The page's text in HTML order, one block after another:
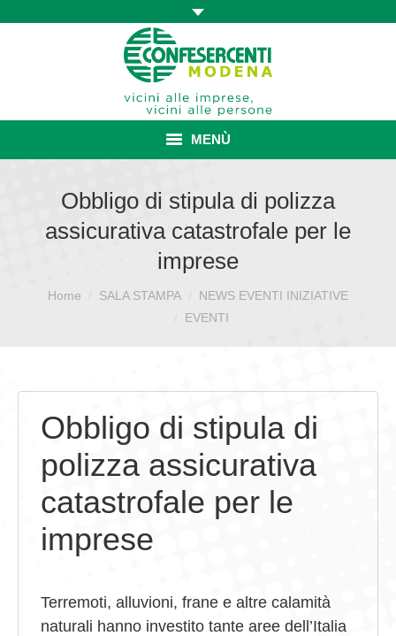
MENÙ
ASSOCIAZIONE
ISCRIZIONE E VANTAGGI
CATEGORIE SINDACALI
GIOVEDÌ GASTRONOMICI
COMUNICATI E NEWS
CONTATTI
Obbligo di stipula di polizza
assicurativa catastrofale per le
imprese
Sei qui:Home SALA STAMPA
NEWS EVENTI INIZIATIVE
EVENTI
Obbligo di stipula di
polizza assicurativa
catastrofale per le
imprese
Terremoti, alluvioni, frane e altre calamità
naturali hanno investito tante aree dell’Italia